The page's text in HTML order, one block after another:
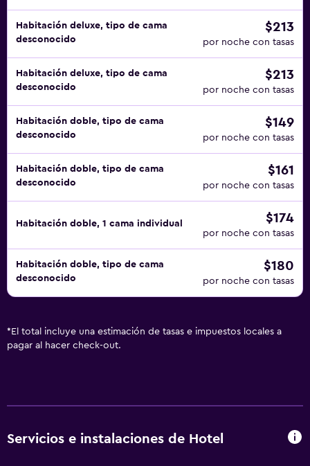
Habitación deluxe, tipo de cama
desconocido
$213
por noche con tasas
Habitación deluxe, tipo de cama
desconocido
$213
por noche con tasas
Habitación doble, tipo de cama
desconocido
$149
por noche con tasas
Habitación doble, tipo de cama
desconocido
$161
por noche con tasas
Habitación doble, 1 cama individual $174
por noche con tasas
Habitación doble, tipo de cama
desconocido
$180
por noche con tasas
* El total incluye una estimación de tasas e impuestos locales a
pagar al hacer check-out.
Servicios e instalaciones de Hotel